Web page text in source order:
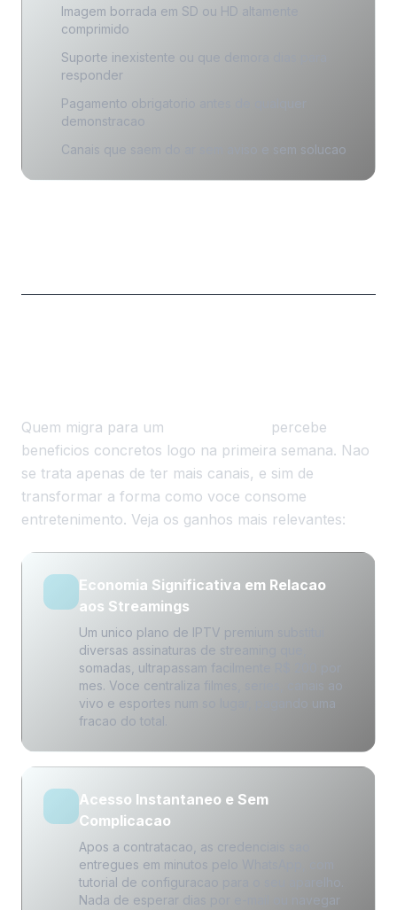
Imagem borrada em SD ou HD altamente
comprimido
Suporte inexistente ou que demora dias para
responder
Pagamento obrigatorio antes de qualquer
demonstracao
Canais que saem do ar sem aviso e sem solucao
Quem migra para um
percebe
beneficios concretos logo na primeira semana. Nao
se trata apenas de ter mais canais, e sim de
transformar a forma como voce consome
entretenimento. Veja os ganhos mais relevantes:
Economia Significativa em Relacao
aos Streamings
Um unico plano de IPTV premium substitui
diversas assinaturas de streaming que,
somadas, ultrapassam facilmente R$ 200 por
mes. Voce centraliza filmes, series, canais ao
vivo e esportes num so lugar, pagando uma
fracao do total.
Acesso Instantaneo e Sem
Complicacao
Apos a contratacao, as credenciais sao
entregues em minutos pelo WhatsApp, com
tutorial de configuracao para o seu aparelho.
Nada de esperar dias por e-mail ou navegar